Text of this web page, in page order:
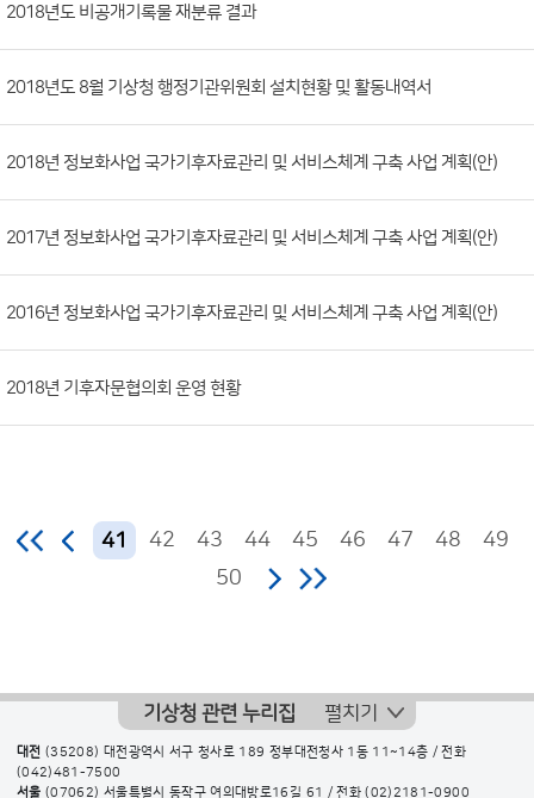
일,
조
회
2018년도 비공개기록물 재분류 결과
2018년도 8월 기상청 행정기관위원회 설치현황 및 활동내역서
2018년 정보화사업 국가기후자료관리 및 서비스체계 구축 사업 계획(안)
2017년 정보화사업 국가기후자료관리 및 서비스체계 구축 사업 계획(안)
2016년 정보화사업 국가기후자료관리 및 서비스체계 구축 사업 계획(안)
2018년 기후자문협의회 운영 현황
41 42 43 44 45 46 47 48
49
50
기상청 관련 누리집 펼치기
대전 (35208) 대전광역시 서구 청사로 189 정부대전청사 1동 11~14층 / 전화
(042)481-7500
서울 (07062) 서울특별시 동작구 여의대방로16길 61 / 전화(02)2181-0900